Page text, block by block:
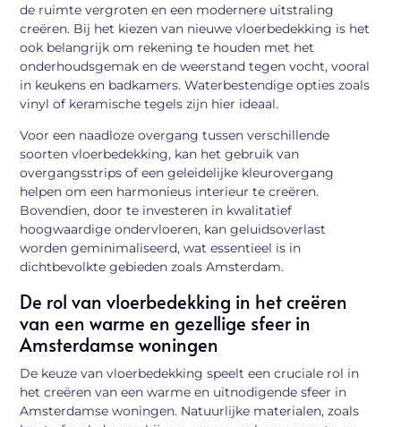
de ruimte vergroten en een modernere uitstraling
creëren. Bij het kiezen van nieuwe vloerbedekking is het
ook belangrijk om rekening te houden met het
onderhoudsgemak en de weerstand tegen vocht, vooral
in keukens en badkamers. Waterbestendige opties zoals
vinyl of keramische tegels zijn hier ideaal.
Voor een naadloze overgang tussen verschillende
soorten vloerbedekking, kan het gebruik van
overgangsstrips of een geleidelijke kleurovergang
helpen om een harmonieus interieur te creëren.
Bovendien, door te investeren in kwalitatief
hoogwaardige ondervloeren, kan geluidsoverlast
worden geminimaliseerd, wat essentieel is in
dichtbevolkte gebieden zoals Amsterdam.
De rol van vloerbedekking in het creëren
van een warme en gezellige sfeer in
Amsterdamse woningen
De keuze van vloerbedekking speelt een cruciale rol in
het creëren van een warme en uitnodigende sfeer in
Amsterdamse woningen. Natuurlijke materialen, zoals